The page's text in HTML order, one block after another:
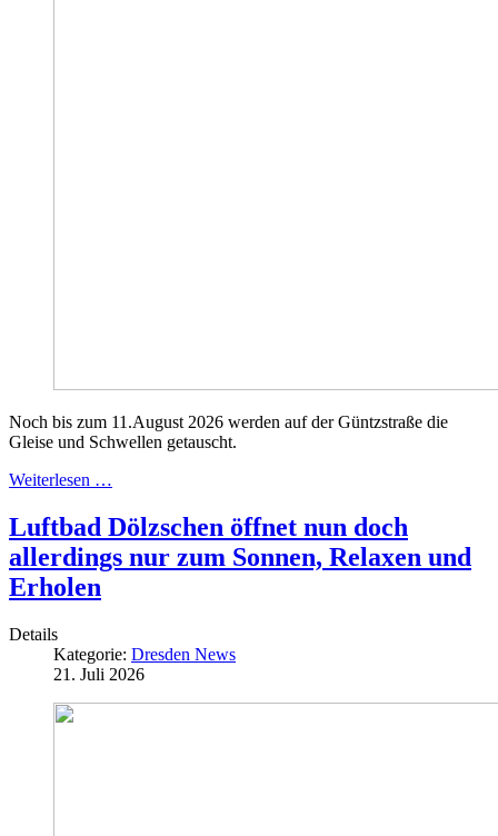
Noch bis zum 11.August 2026 werden auf der Güntzstraße die
Gleise und Schwellen getauscht.
Weiterlesen …
Luftbad Dölzschen öffnet nun doch
allerdings nur zum Sonnen, Relaxen und
Erholen
Details
Kategorie: Dresden News
21. Juli 2026